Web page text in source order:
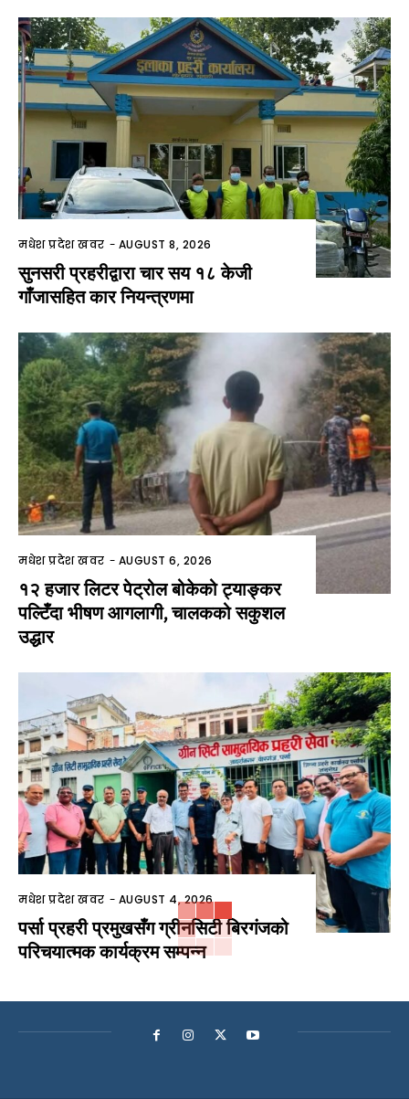
मधेश प्रदेश खवर - AUGUST 8, 2026
सुनसरी प्रहरीद्वारा चार सय १८ केजी
गाँजासहित कार नियन्त्रणमा
मधेश प्रदेश खवर - AUGUST 6, 2026
१२ हजार लिटर पेट्रोल बोकेको ट्याङ्कर
पल्टिँदा भीषण आगलागी, चालकको सकुशल
उद्धार
मधेश प्रदेश खवर - AUGUST 4, 2026
पर्सा प्रहरी प्रमुखसँग ग्रीनसिटी बिरगंजको
परिचयात्मक कार्यक्रम सम्पन्न